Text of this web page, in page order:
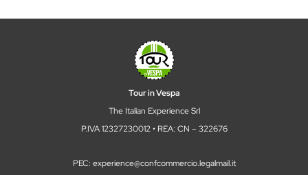
Tour in Vespa
The Italian Experience Srl
P.IVA 12327230012 • REA: CN – 322676
PEC: experience@confcommercio.legalmail.it